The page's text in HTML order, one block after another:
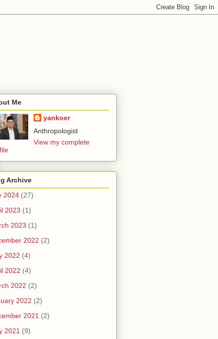
Me
yankoer
Anthropologist
View my complete
Archive
2024 (27)
2023 (1)
2023 (1)
2022 (2)
2022 (4)
2022 (4)
2022 (2)
2022 (2)
2021 (2)
2021 (9)